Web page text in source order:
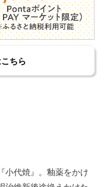
ちら
小代焼』。釉薬をかけ